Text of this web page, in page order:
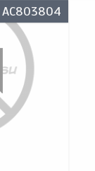
AC803804